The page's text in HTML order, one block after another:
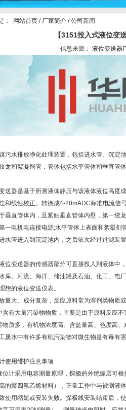
： 网站首页 / 厂家简介 / 公司新闻
【3151投入式液位变
信息来源： 液位变送器
污水排放净化处理装置，包括进水管、沉淀
龙和絮凝剂管，管体包括水平管体和垂直管
送器是基于所测液体静压与该液体液位高度
和线性校正。转换成4-20mADC标准电流信号
垂直管体内，且紧贴垂直管体内壁，第一绞
一电机电连接电源;水平管体上表面和絮凝剂
水管进入到沉淀池内，之后依次经过过滤装
位变送器的传感器部分可直接投入到液体中
库、河流、海洋、储油罐及石油、化工、电
想的液位变送仪表。
量大、成分复杂，反应原料常为溶剂类物质
含有大量污染物物质，主要是由于原料反应不
物质多，有机物浓度高、含盐量高、色度高
废水中有许多有机污染物对微生物是有毒有
使用维护注意事项
位计采用电容测量原理，探极的外绝缘层可
的聚四氟乙烯材料），正常工作中与被测液
使用缩短或安装失败。探极线安装结束后，